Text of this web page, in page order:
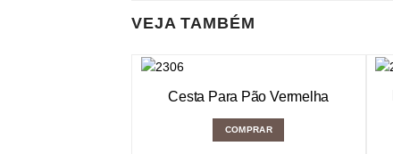
VEJA TAMBÉM
Cesta Para Pão Vermelha
COMPRAR